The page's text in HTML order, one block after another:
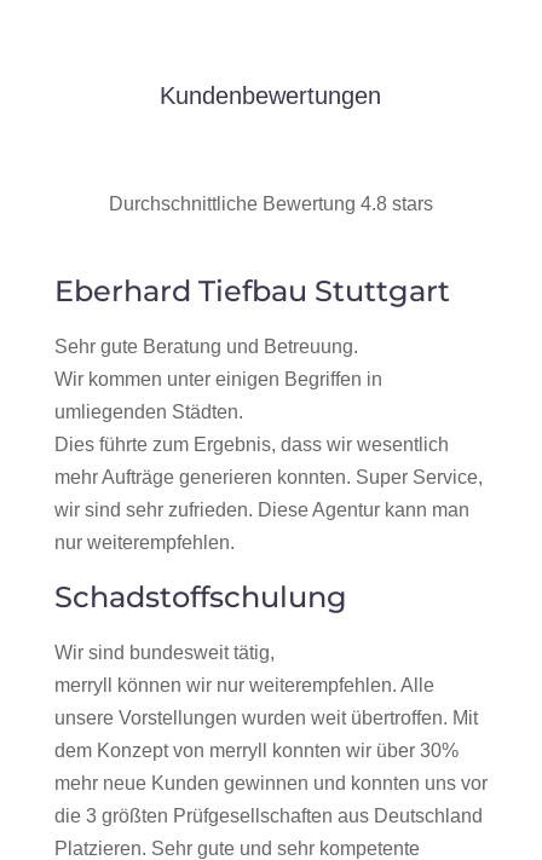
Kundenbewertungen
Durchschnittliche Bewertung 4.8 stars
Eberhard Tiefbau Stuttgart
Sehr gute Beratung und Betreuung.
Wir kommen unter einigen Begriffen in
umliegenden Städten.
Dies führte zum Ergebnis, dass wir wesentlich
mehr Aufträge generieren konnten. Super Service,
wir sind sehr zufrieden. Diese Agentur kann man
nur weiterempfehlen.
Schadstoffschulung
Wir sind bundesweit tätig,
merryll können wir nur weiterempfehlen. Alle
unsere Vorstellungen wurden weit übertroffen. Mit
dem Konzept von merryll konnten wir über 30%
mehr neue Kunden gewinnen und konnten uns vor
die 3 größten Prüfgesellschaften aus Deutschland
Platzieren. Sehr gute und sehr kompetente